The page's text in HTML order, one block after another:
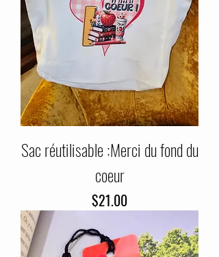
Sac réutilisable :Merci du fond du
coeur
Price
$21.00